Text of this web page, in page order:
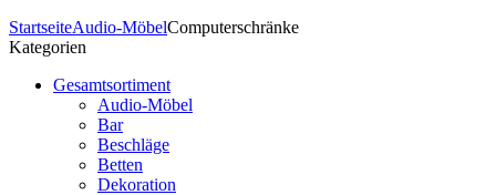
StartseiteAudio-MöbelComputerschränke
Kategorien
Gesamtsortiment
Audio-Möbel
Bar
Beschläge
Betten
Dekoration